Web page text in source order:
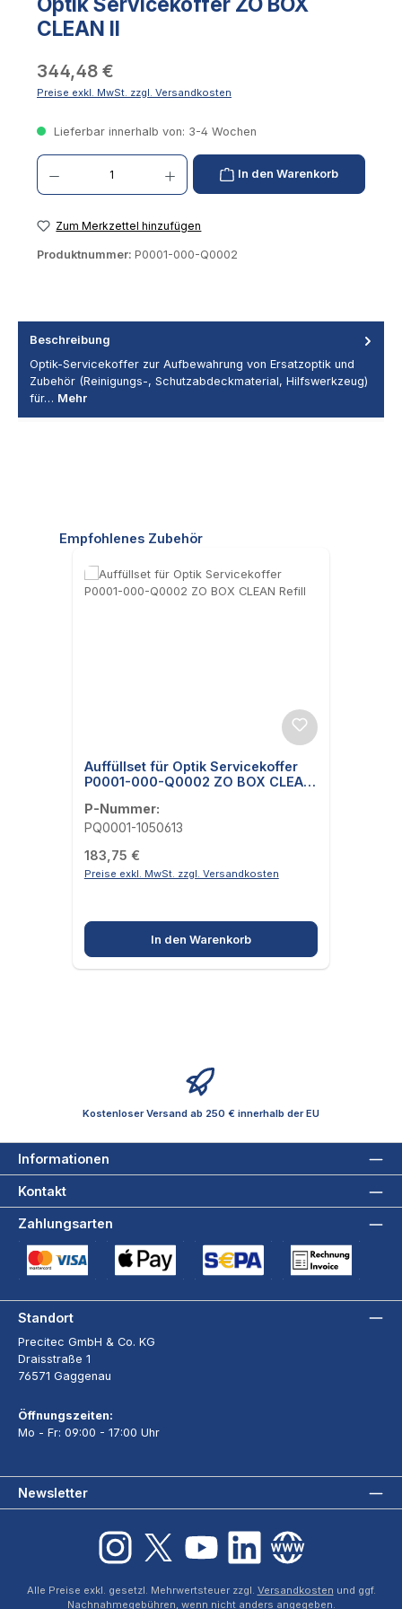
CLEAN II
344,48 €
Preise exkl. MwSt. zzgl. Versandkosten
Lieferbar innerhalb von: 3-4 Wochen
Produkt Anzahl: Gib den gewünschten Wert ein oder benutze die Schaltflächen um
In den Warenkorb
Zum Merkzettel hinzufügen
Produktnummer: P0001-000-Q0002
Beschreibung
Optik-Servicekoffer zur Aufbewahrung von Ersatzoptik und
Zubehör (Reinigungs-, Schutzabdeckmaterial, Hilfswerkzeug)
für… Mehr
Produktgalerie überspringen
Empfohlenes Zubehör
Auffüllset für Optik Servicekoffer
P0001-000-Q0002 ZO BOX CLEAN
P-Nummer:
PQ0001-1050613
Regulärer Preis:
183,75 €
Preise exkl. MwSt. zzgl. Versandkosten
In den Warenkorb
Kostenloser Versand ab 250 € innerhalb der EU
Informationen
Kontakt
Zahlungsarten
Standort
Precitec GmbH & Co. KG
Draisstraße 1
76571 Gaggenau
Öffnungszeiten:
Mo - Fr: 09:00 - 17:00 Uhr
Newsletter
Instagram X / TwitterYouTube LinkedIn Website
Alle Preise exkl. gesetzl. Mehrwertsteuer zzgl. Versandkosten und ggf.
Nachnahmegebühren, wenn nicht anders angegeben.